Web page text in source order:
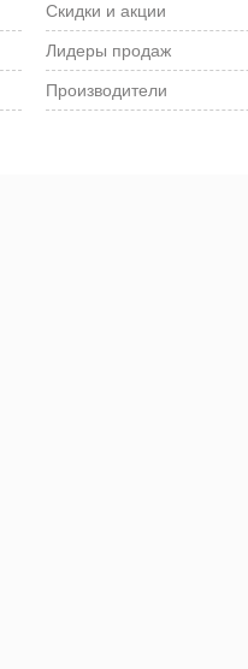
Скидки и акции
Лидеры продаж
Производители